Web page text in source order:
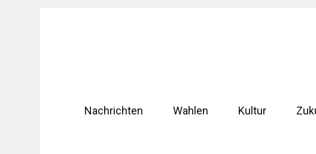
Nachrichten Wahlen Kultur